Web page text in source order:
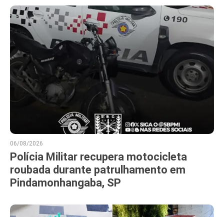
06/08/2026
Polícia Militar recupera motocicleta
roubada durante patrulhamento em
Pindamonhangaba, SP